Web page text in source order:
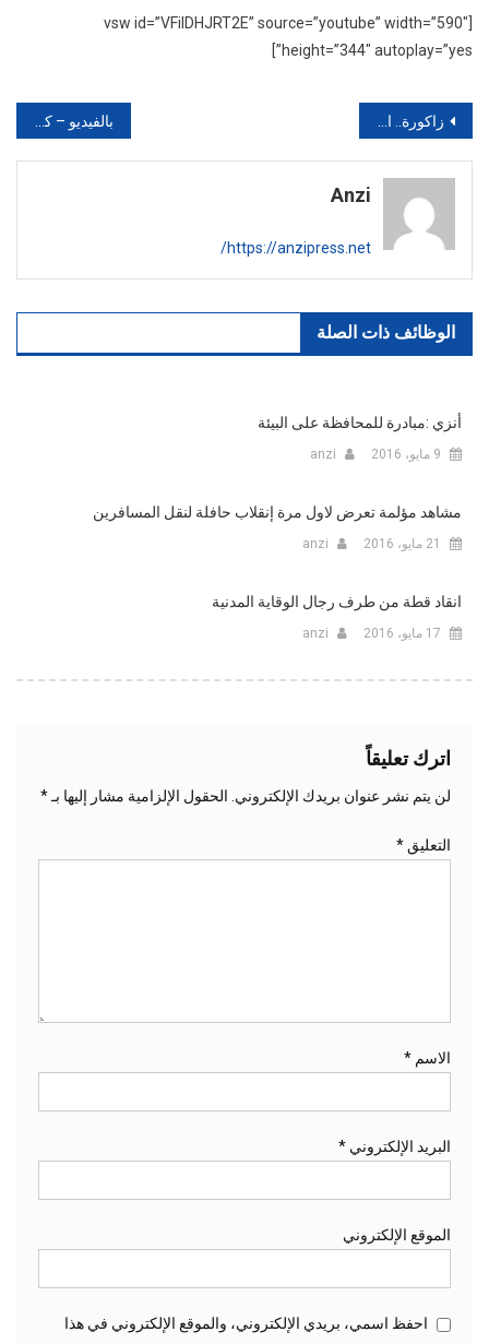
عمل
للشباب
[vsw id=”VFiIDHJRT2E” source=”youtube” width=”590″
height=”344″ autoplay=”yes”]
تصفّح
المقالات
زاكورة.. الدورة الأولى لملتقى درعة للمسرح يومي 14 و15 من ماي 2016‎
Anzi
https://anzipress.net/
الوظائف ذات الصلة
أنزي :مبادرة للمحافظة على البيئة
9 مايو، 2016 anzi
مشاهد مؤلمة تعرض لاول مرة إنقلاب حافلة لنقل المسافرين
21 مايو، 2016 anzi
انقاد قطة من طرف رجال الوقاية المدنية
17 مايو، 2016 anzi
اترك تعليقاً
لن يتم نشر عنوان بريدك الإلكتروني. الحقول الإلزامية مشار إليها بـ*
التعليق *
الاسم *
البريد الإلكتروني *
الموقع الإلكتروني
احفظ اسمي، بريدي الإلكتروني، والموقع الإلكتروني في هذا